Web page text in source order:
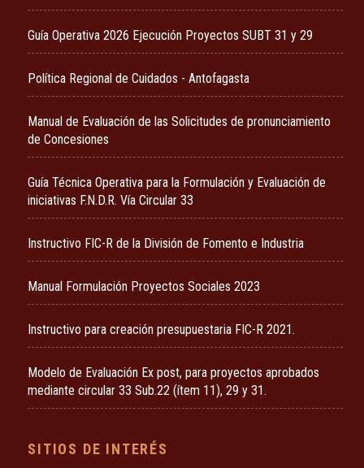
Guía Operativa 2026 Ejecución Proyectos SUBT 31 y 29
Política Regional de Cuidados - Antofagasta
Manual de Evaluación de las Solicitudes de pronunciamiento
de Concesiones
Guía Técnica Operativa para la Formulación y Evaluación de
iniciativas F.N.D.R. Vía Circular 33
Instructivo FIC-R de la División de Fomento e Industria
Manual Formulación Proyectos Sociales 2023
Instructivo para creación presupuestaria FIC-R 2021.
Modelo de Evaluación Ex post, para proyectos aprobados
mediante circular 33 Sub.22 (ítem 11), 29 y 31.
SITIOS DE INTERÉS